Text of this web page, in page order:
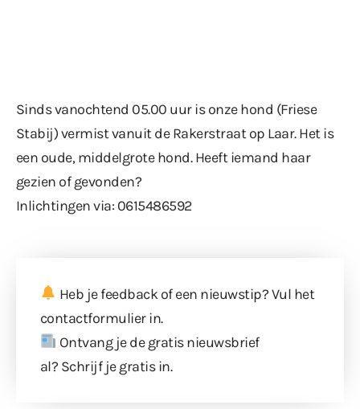
Sinds vanochtend 05.00 uur is onze hond (Friese
Stabij) vermist vanuit de Rakerstraat op Laar. Het is
een oude, middelgrote hond. Heeft iemand haar
gezien of gevonden?
Inlichtingen via: 0615486592
Heb je feedback of een nieuwstip? Vul het
contactformulierin.
Ontvang je de gratis nieuwsbrief
al? Schrijf je gratis in.